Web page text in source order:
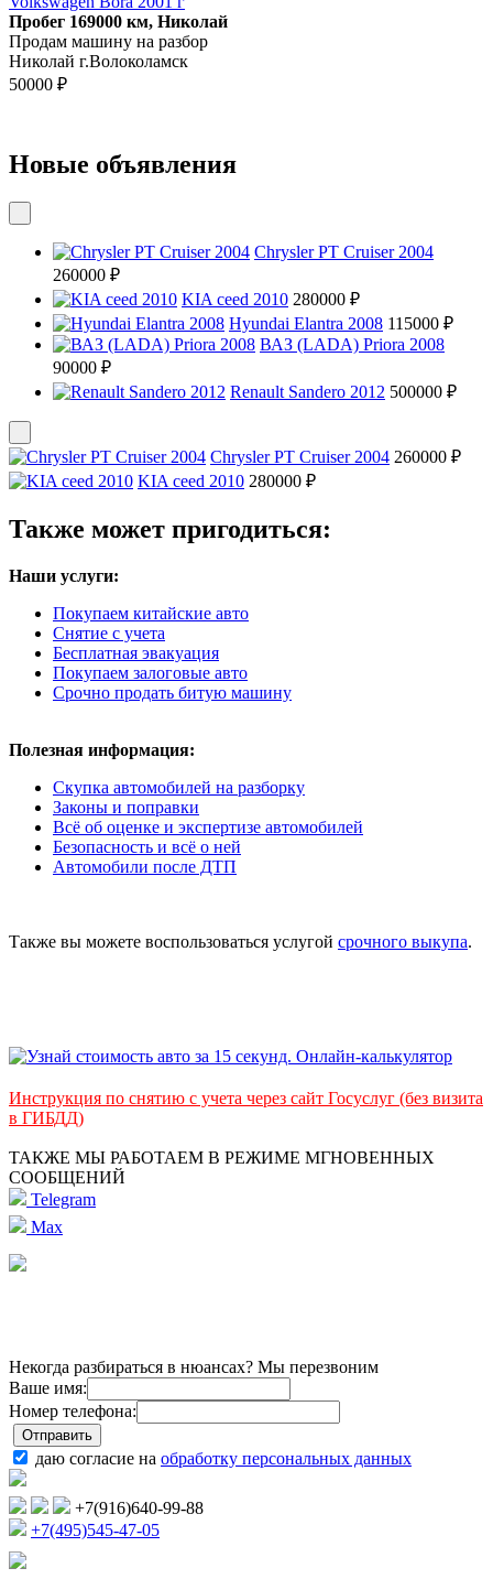
Пробег 169000 км, Николай
Продам машину на разбор
Николай г.Волоколамск
50000 ₽
Новые объявления
Chrysler PT Cruiser 2004
260000 ₽
KIA ceed 2010 280000 ₽
Hyundai Elantra 2008 115000 ₽
ВАЗ (LADA) Priora 2008
90000 ₽
Renault Sandero 2012 500000 ₽
Chrysler PT Cruiser 2004 260000 ₽
KIA ceed 2010 280000 ₽
Также может пригодиться:
Наши услуги:
Покупаем китайские авто
Снятие с учета
Бесплатная эвакуация
Покупаем залоговые авто
Срочно продать битую машину
Полезная информация:
Скупка автомобилей на разборку
Законы и поправки
Всё об оценке и экспертизе автомобилей
Безопасность и всё о ней
Автомобили после ДТП
Также вы можете воспользоваться услугой срочного выкупа.
Инструкция по снятию с учета через сайт Госуслуг (без визита
в ГИБДД)
ТАКЖЕ МЫ РАБОТАЕМ В РЕЖИМЕ МГНОВЕННЫХ
СООБЩЕНИЙ
Telegram
Max
Некогда разбираться в нюансах? Мы перезвоним
Ваше имя:
Номер телефона:
даю согласие на обработку персональных данных
+7(916)640-99-88
+7(495)545-47-05